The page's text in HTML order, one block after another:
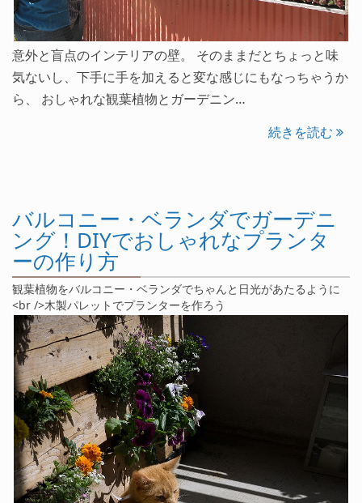
意外と盲点のインテリアの壁。 そのままだとちょっと味
気ないし、下手に手を加えると変な感じにもなっちゃうか
ら、 おしゃれな観葉植物とガーデニン…
続きを読む
バルコニー・ベランダでガーデニ
ング！DIYでおしゃれなプランタ
ーの作り方
観葉植物をバルコニー・ベランダでちゃんと日光があたるように
<br />木製パレットでプランターを作ろう